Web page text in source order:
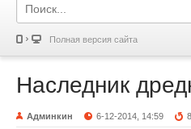
Полная версия сайта
Наследник
Админкин 6-12-2014, 14:59